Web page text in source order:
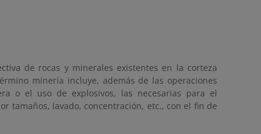
de rocas y minerales existentes en la corteza
minería incluye, además de las operaciones
o el uso de explosivos, las necesarias para el
tamaños, lavado, concentración, etc., con el fin de